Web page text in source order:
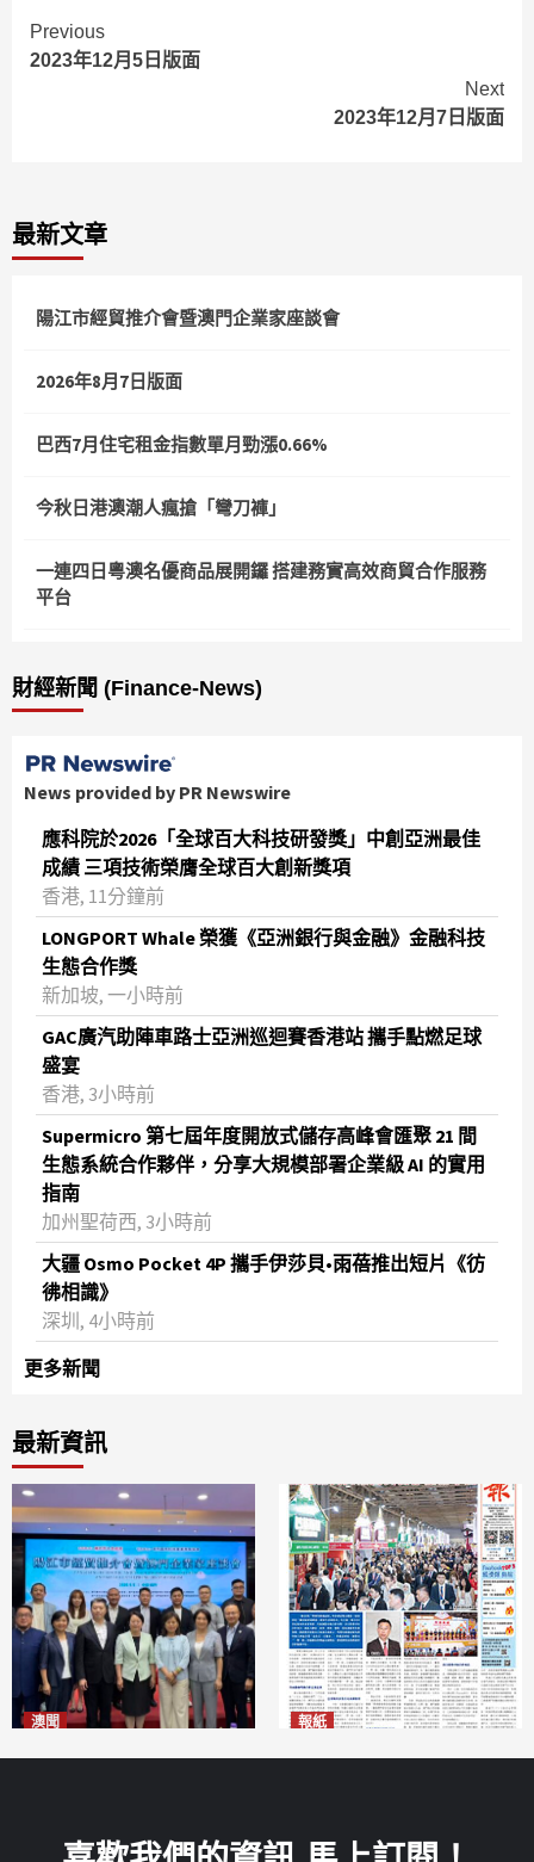
Continue
Reading
Previous
2023年12月5日版面
Next
2023年12月7日版面
最新文章
陽江市經貿推介會暨澳門企業家座談會
2026年8月7日版面
巴西7月住宅租金指數單月勁漲0.66%
今秋日港澳潮人瘋搶「彎刀褲」
一連四日粵澳名優商品展開鑼 搭建務實高效商貿合作服務
平台
財經新聞 (Finance-News)
News provided by PR Newswire
應科院於2026「全球百大科技研發獎」中創亞洲最佳
成績 三項技術榮膺全球百大創新獎項
香港, 11分鐘前
LONGPORT Whale 榮獲《亞洲銀行與金融》金融科技
生態合作獎
新加坡, 一小時前
GAC廣汽助陣車路士亞洲巡迴賽香港站 攜手點燃足球
盛宴
香港, 3小時前
Supermicro 第七屆年度開放式儲存高峰會匯聚 21 間
生態系統合作夥伴，分享大規模部署企業級 AI 的實用
指南
加州聖荷西, 3小時前
大疆 Osmo Pocket 4P 攜手伊莎貝•雨蓓推出短片《彷
彿相識》
深圳, 4小時前
更多新聞
最新資訊
澳聞 報紙